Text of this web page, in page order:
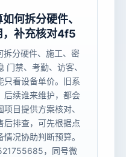
何拆分硬件、
，补充核对4f5
分硬件、施工、密
门禁、考勤、访客、
只看设备单价。旧系
后续谁来维护，都会
目提供方案核对、
后排查，可先根据点
况协助判断预算。
，同号微